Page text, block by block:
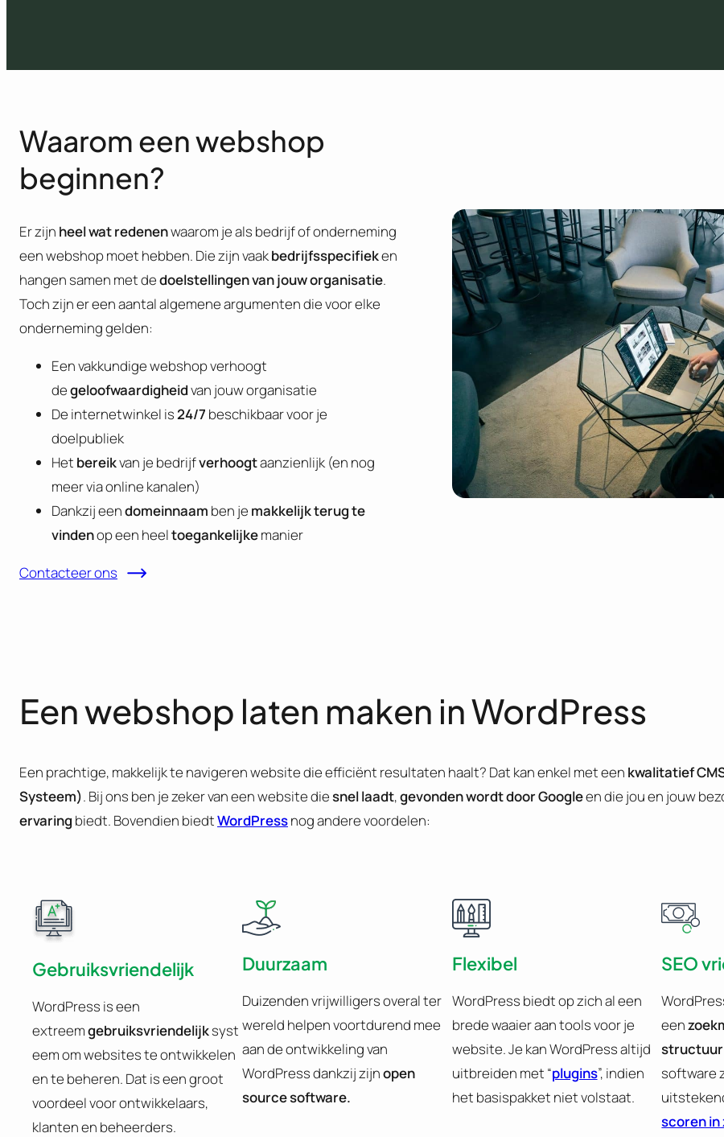
Waarom een webshop
beginnen?
Er zijn heel wat redenenwaarom je als bedrijf of onderneming
een webshop moet hebben. Die zijn vaakbedrijfsspecifieken
hangen samen met dedoelstellingen van jouw organisatie.
Toch zijn er een aantal algemene argumenten die voor elke
onderneming gelden:
Een vakkundige webshop verhoogt
degeloofwaardigheidvan jouw organisatie
De internetwinkel is24/7 beschikbaar voor je
doelpubliek
Het bereikvan je bedrijfverhoogtaanzienlijk (en nog
meer via online kanalen)
Dankzij eendomeinnaam ben je makkelijk terug te
vindenop een heeltoegankelijkemanier
Contacteer ons
Een webshop laten maken in WordPress
Een prachtige, makkelijk te navigeren website die efficiënt resultaten haalt? Dat kan enkel met een kwalitatief
Systeem). Bij ons ben je zeker van een website diesnel laadt,gevonden wordt door Googleen die jou en jouw
ervaring biedt. Bovendien biedtWordPressnog andere voordelen:
Gebruiksvriendelijk
WordPress is een
extreemgebruiksvriendelijksyst
eem om websites te ontwikkelen
en te beheren. Dat is een groot
voordeel voor ontwikkelaars,
klanten en beheerders.
Duurzaam
Duizenden vrijwilligers overal ter
wereld helpen voortdurend mee
aan de ontwikkeling van
WordPress dankzij zijnopen
source software.
Flexibel
WordPress biedt op zich al een
brede waaier aan tools voor je
website. Je kan WordPress altijd
uitbreiden met “plugins”, indien
het basispakket niet volstaat.
SEO
een
structuur
software
scoren in